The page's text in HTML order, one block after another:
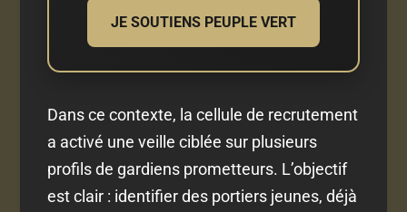
JE SOUTIENS PEUPLE VERT
Dans ce contexte, la cellule de recrutement
a activé une veille ciblée sur plusieurs
profils de gardiens prometteurs. L’objectif
est clair : identifier des portiers jeunes, déjà